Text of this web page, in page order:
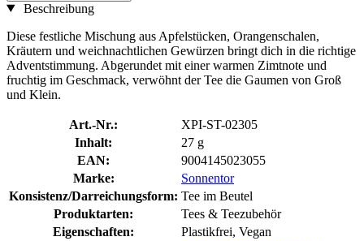
Beschreibung
Diese festliche Mischung aus Apfelstücken, Orangenschalen,
Kräutern und weichnachtlichen Gewürzen bringt dich in die richtige
Adventstimmung. Abgerundet mit einer warmen Zimtnote und
fruchtig im Geschmack, verwöhnt der Tee die Gaumen von Groß
und Klein.
Art.-Nr.:
XPI-ST-02305
Inhalt:
27 g
EAN:
9004145023055
Marke:
Sonnentor
Konsistenz/Darreichungsform: Tee im Beutel
Produktarten:
Tees & Teezubehör
Eigenschaften:
Plastikfrei, Vegan